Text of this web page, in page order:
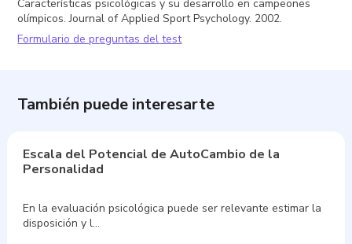
Características psicológicas y su desarrollo en campeones
olímpicos. Journal of Applied Sport Psychology. 2002.
Formulario de preguntas del test
También puede interesarte
Escala del Potencial de AutoCambio de la
Personalidad
En la evaluación psicológica puede ser relevante estimar la
disposición y l…